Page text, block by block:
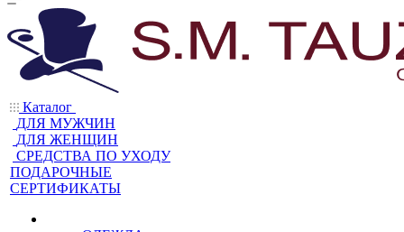
Каталог
ДЛЯ МУЖЧИН
ДЛЯ ЖЕНЩИН
CРЕДСТВА ПО УХОДУ
ПОДАРОЧНЫЕ
СЕРТИФИКАТЫ